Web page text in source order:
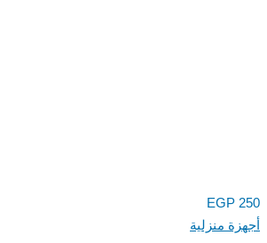
EGP
منزلية